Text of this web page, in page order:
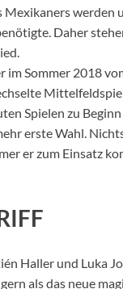
Mexikaners werden
Daher
im Sommer 2018
Spielen zu
erste Wahl.
er zum Einsatz
Haller und Luka
als das neue